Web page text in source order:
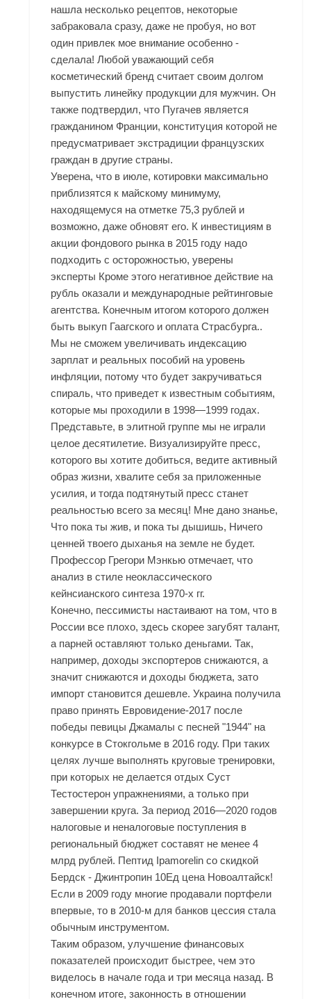
нашла несколько рецептов, некоторые
забраковала сразу, даже не пробуя, но вот
один привлек мое внимание особенно -
сделала! Любой уважающий себя
косметический бренд считает своим долгом
выпустить линейку продукции для мужчин. Он
также подтвердил, что Пугачев является
гражданином Франции, конституция которой не
предусматривает экстрадиции французских
граждан в другие страны.
Уверена, что в июле, котировки максимально
приблизятся к майскому минимуму,
находящемуся на отметке 75,3 рублей и
возможно, даже обновят его. К инвестициям в
акции фондового рынка в 2015 году надо
подходить с осторожностью, уверены
эксперты Кроме этого негативное действие на
рубль оказали и международные рейтинговые
агентства. Конечным итогом которого должен
быть выкуп Гаагского и оплата Страсбурга..
Мы не сможем увеличивать индексацию
зарплат и реальных пособий на уровень
инфляции, потому что будет закручиваться
спираль, что приведет к известным событиям,
которые мы проходили в 1998—1999 годах.
Представьте, в элитной группе мы не играли
целое десятилетие. Визуализируйте пресс,
которого вы хотите добиться, ведите активный
образ жизни, хвалите себя за приложенные
усилия, и тогда подтянутый пресс станет
реальностью всего за месяц! Мне дано знанье,
Что пока ты жив, и пока ты дышишь, Ничего
ценней твоего дыханья на земле не будет.
Профессор Грегори Мэнкью отмечает, что
анализ в стиле неоклассического
кейнсианского синтеза 1970-х гг.
Конечно, пессимисты настаивают на том, что в
России все плохо, здесь скорее загубят талант,
а парней оставляют только деньгами. Так,
например, доходы экспортеров снижаются, а
значит снижаются и доходы бюджета, зато
импорт становится дешевле. Украина получила
право принять Евровидение-2017 после
победы певицы Джамалы с песней "1944" на
конкурсе в Стокгольме в 2016 году. При таких
целях лучше выполнять круговые тренировки,
при которых не делается отдых Суст
Тестостерон упражнениями, а только при
завершении круга. За период 2016—2020 годов
налоговые и неналоговые поступления в
региональный бюджет составят не менее 4
млрд рублей. Пептид Ipamorelin со скидкой
Бердск - Джинтропин 10Ед цена Новоалтайск!
Если в 2009 году многие продавали портфели
впервые, то в 2010-м для банков цессия стала
обычным инструментом.
Таким образом, улучшение финансовых
показателей происходит быстрее, чем это
виделось в начале года и три месяца назад. В
конечном итоге, законность в отношении